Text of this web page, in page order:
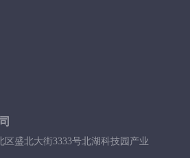
盛北大街3333号北湖科技园产业